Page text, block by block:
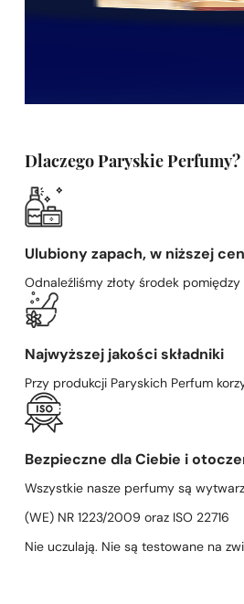
Dlaczego Paryskie Perfumy?
Ulubiony zapach, w niższej
Odnaleźliśmy złoty środek
Najwyższej jakości składniki
Przy produkcji Paryskich Perfum
Bezpieczne dla Ciebie i
Wszystkie nasze perfumy są
(WE) NR 1223/2009 oraz ISO 22716
Nie uczulają. Nie są testowane na